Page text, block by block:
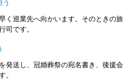
う
く巡業先へ向かいます。そのときの旅
司です。
発送し、冠婚葬祭の宛名書き、後援会
。